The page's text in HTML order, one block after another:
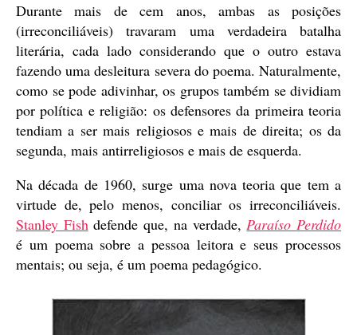
Durante mais de cem anos, ambas as posições
(irreconciliáveis) travaram uma verdadeira batalha
literária, cada lado considerando que o outro estava
fazendo uma desleitura severa do poema. Naturalmente,
como se pode adivinhar, os grupos também se dividiam
por política e religião: os defensores da primeira teoria
tendiam a ser mais religiosos e mais de direita; os da
segunda, mais antirreligiosos e mais de esquerda.
Na década de 1960, surge uma nova teoria que tem a
virtude de, pelo menos, conciliar os irreconciliáveis.
Stanley Fishdefende que, na verdade,Paraíso Perdido
é um poema sobre a pessoa leitora e seus processos
mentais; ou seja, é um poema pedagógico.